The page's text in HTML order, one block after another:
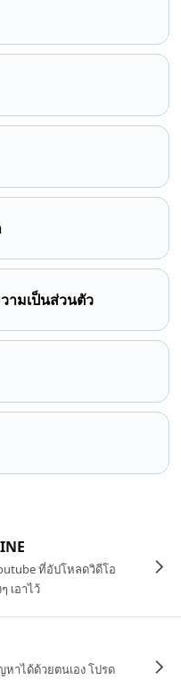
ามเป็นส่วนตัว
ที่อัปโหลดวิดีโอ
เอาไว้
าได้ด้วยตนเอง โปรด